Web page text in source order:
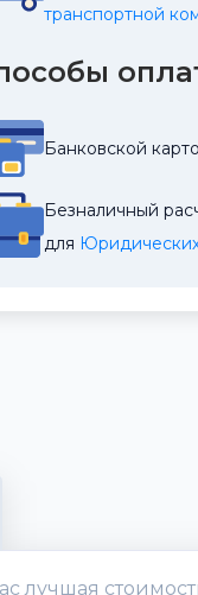
транспортной
Банковской
Безналичный
для
лучшая